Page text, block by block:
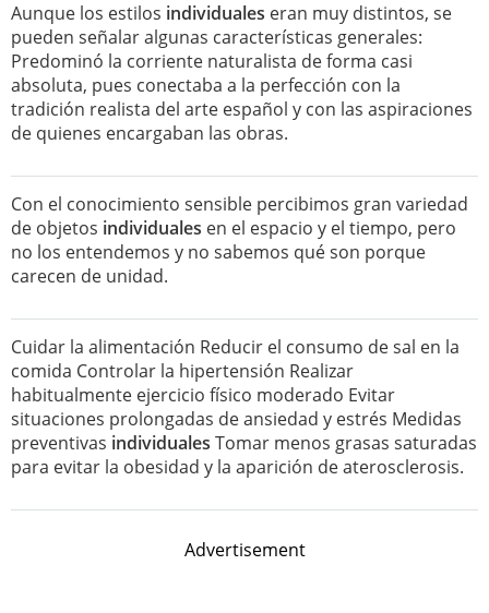
Aunque los estilos individuales eran muy distintos, se
pueden señalar algunas características generales:
Predominó la corriente naturalista de forma casi
absoluta, pues conectaba a la perfección con la
tradición realista del arte español y con las aspiraciones
de quienes encargaban las obras.
Con el conocimiento sensible percibimos gran variedad
de objetos individuales en el espacio y el tiempo, pero
no los entendemos y no sabemos qué son porque
carecen de unidad.
Cuidar la alimentación Reducir el consumo de sal en la
comida Controlar la hipertensión Realizar
habitualmente ejercicio físico moderado Evitar
situaciones prolongadas de ansiedad y estrés Medidas
preventivas individuales Tomar menos grasas saturadas
para evitar la obesidad y la aparición de aterosclerosis.
Advertisement